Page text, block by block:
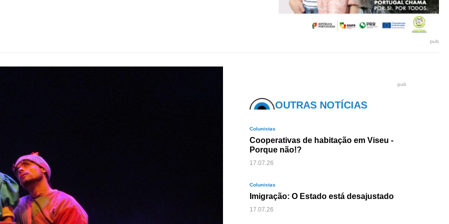
pub
pub
OUTRAS NOTÍCIAS
Colunistas
Cooperativas de habitação em Viseu -
Porque não!?
17.07.26
Colunistas
Imigração: O Estado está desajustado
17.07.26